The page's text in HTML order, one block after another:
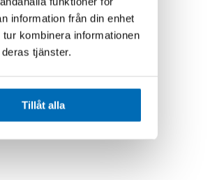
information från din enhet
kombinera informationen
tjänster.
Tillåt alla